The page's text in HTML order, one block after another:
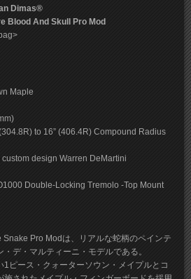
Dimas®
Blood And Skull Pro Mod
Maple
to 16” (406.4R) Compound Radius
design Warren DeMartini
Double-Locking Tremolo -Top Mount
Pro Modは、リアルな蛇柄のペインテ
デ・マルティーニ・モデルである。
1ピース・クォーターソウン・メイプルとコ